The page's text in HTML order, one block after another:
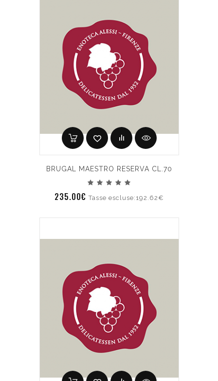
BRUGAL MAESTRO RESERVA CL.70
235.00€Tasse escluse:192.62€